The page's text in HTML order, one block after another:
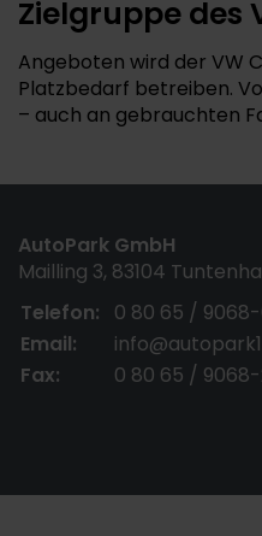
Zielgruppe des
Angeboten wird der VW
Platzbedarf betreiben.
– auch an gebrauchten
AutoPark GmbH
Mailling 3, 83104
Telefon:
0 80 65 /
Email:
Fax:
0 80 65 /